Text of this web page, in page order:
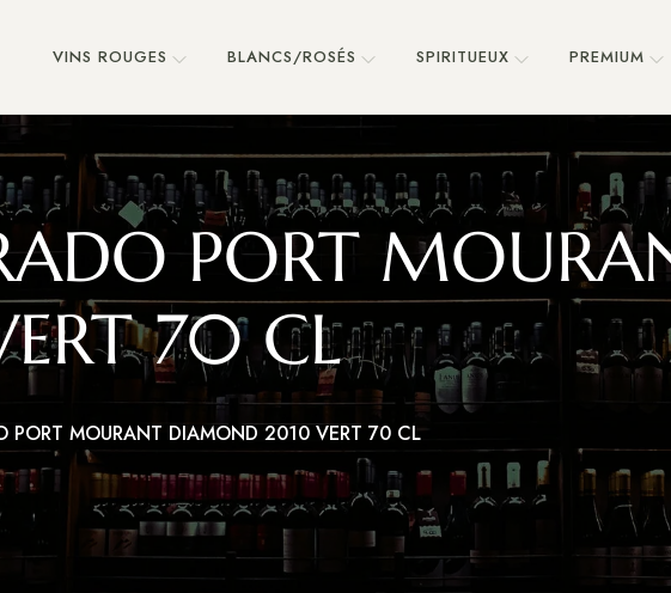
VINS ROUGES BLANCS/ROSÉS SPIRITUEUX PREMIUM
PORT
70 CL
PORT MOURANT DIAMOND 2010 VERT 70 CL